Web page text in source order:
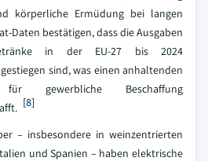
körperliche Ermüdung bei langen
Daten bestätigen, dass die Ausgaben
in der EU-27 bis 2024
sind, was einen anhaltenden
für gewerbliche Beschaffung
[8]
– insbesondere in weinzentrierten
und Spanien – haben elektrische